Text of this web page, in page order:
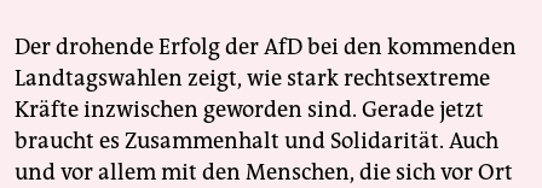
Der drohende Erfolg der AfD bei den kommenden
Landtagswahlen zeigt, wie stark rechtsextreme
Kräfte inzwischen geworden sind. Gerade jetzt
braucht es Zusammenhalt und Solidarität. Auch
und vor allem mit den Menschen, die sich vor Ort